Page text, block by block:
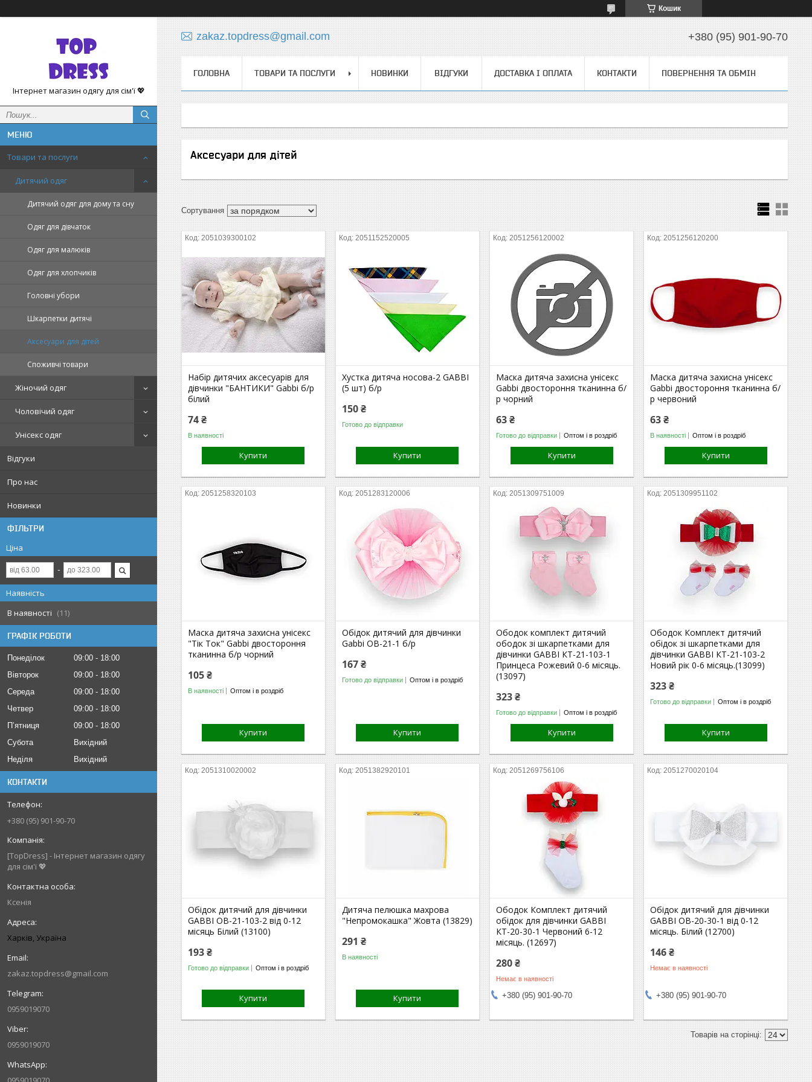
Кошик
Інтернет магазин одягу для сім'ї 💖
Товари та послуги
Дитячий одяг
Дитячий одяг для дому та сну
Одяг для дівчаток
Одяг для малюків
Одяг для хлопчиків
Головні убори
Шкарпетки дитячі
Аксесуари для дітей
Споживчі товари
Жіночий одяг
Чоловічий одяг
Унісекс одяг
Відгуки
Про нас
Новинки
ФІЛЬТРИ
Ціна
Наявність
В наявності
11
ГРАФІК РОБОТИ
Понеділок 09:00
18:00
Вівторок
09:00
18:00
Середа
09:00
18:00
Четвер
09:00
18:00
Пʼятниця
09:00
18:00
Субота
Вихідний
Неділя
Вихідний
КОНТАКТИ
+380 (95) 901-90-70
[TopDress] - Інтернет магазин одягу
для сім'ї 💖
Ксенія
Харків, Україна
zakaz.topdress@gmail.com
0959019070
0959019070
zakaz.topdress@gmail.com +380 (95) 901-90-70
ГОЛОВНА ТОВАРИ ТА ПОСЛУГИ НОВИНКИ ВІДГУКИ ДОСТАВКА І ОПЛАТА КОНТАКТИ ПОВЕРНЕННЯ ТА ОБМІН
Аксесуари для дітей
2051039300102
Набір дитячих аксесуарів для
дівчинки "БАНТИКИ" Gabbi б/р
білий
74 ₴
В наявності
Купити
2051152520005
Хустка дитяча носова-2 GABBI
(5 шт) б/р
150 ₴
Готово до відправки
Купити
2051256120002
Маска дитяча захисна унісекс
Gabbi двостороння тканинна б/
р чорний
63 ₴
Готово до відправки Оптом і в роздріб
Купити
2051256120200
Маска дитяча захисна унісекс
Gabbi двостороння тканинна б/
р червоний
63 ₴
В наявності Оптом і в роздріб
Купити
2051258320103
Маска дитяча захисна унісекс
"Тік Ток" Gabbi двостороння
тканинна б/р чорний
105 ₴
В наявності Оптом і в роздріб
Купити
2051283120006
Обідок дитячий для дівчинки
Gabbi ОВ-21-1 б/р
167 ₴
Готово до відправки Оптом і в роздріб
Купити
2051309751009
Ободок комплект дитячий
ободок зі шкарпетками для
дівчинки GABBI КТ-21-103-1
Принцеса Рожевий 0-6 місяць.
(13097)
323 ₴
Готово до відправки Оптом і в роздріб
Купити
2051309951102
Ободок Комплект дитячий
обідок зі шкарпетками для
дівчинки GABBI КТ-21-103-2
Новий рік 0-6 місяць.(13099)
323 ₴
Готово до відправки Оптом і в роздріб
Купити
2051310020002
Обідок дитячий для дівчинки
GABBI ОВ-21-103-2 від 0-12
місяць Білий (13100)
193 ₴
Готово до відправки Оптом і в роздріб
Купити
2051382920101
Дитяча пелюшка махрова
"Непромокашка" Жовта (13829)
291 ₴
В наявності
Купити
2051269756106
Ободок Комплект дитячий
обідок для дівчинки GABBI
КТ-20-30-1 Червоний 6-12
місяць. (12697)
280 ₴
Немає в наявності
+380 (95) 901-90-70
2051270020104
Обідок дитячий для дівчинки
GABBI ОВ-20-30-1 від 0-12
місяць. Білий (12700)
146 ₴
Немає в наявності
+380 (95) 901-90-70